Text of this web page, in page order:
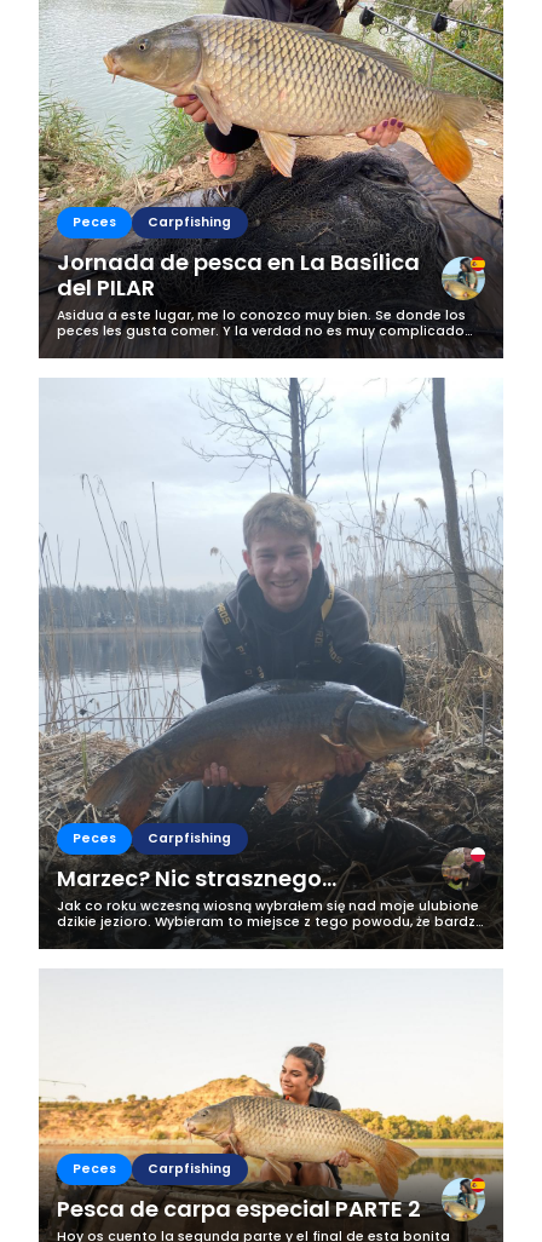
Peces Carpfishing
Jornada de pesca en La Basílica
del PILAR
Asidua a este lugar, me lo conozco muy bien. Se donde los
peces les gusta comer. Y la verdad no es muy complicado
pero desde luego, hay que pasar muchos días y horas para
llegar a conocerlo. Así...
Peces Carpfishing
Marzec? Nic strasznego...
Jak co roku wczesną wiosną wybrałem się nad moje ulubione
dzikie jezioro. Wybieram to miejsce z tego powodu, że bardzo
szybko mogę się znaleźć na moim stanowisku natomiast
druga sprawa to, że...
Peces Carpfishing
Pesca de carpa especial PARTE 2
Hoy os cuento la segunda parte y el final de esta bonita